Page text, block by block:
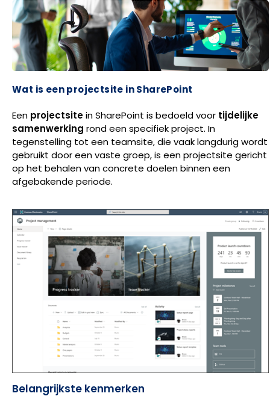
Wat is een projectsite in SharePoint
Een projectsitein SharePoint is bedoeld voor tijdelijke
samenwerking rond een specifiek project. In
tegenstelling tot een teamsite, die vaak langdurig wordt
gebruikt door een vaste groep, is een projectsite gericht
op het behalen van concrete doelen binnen een
afgebakende periode.
Belangrijkste kenmerken